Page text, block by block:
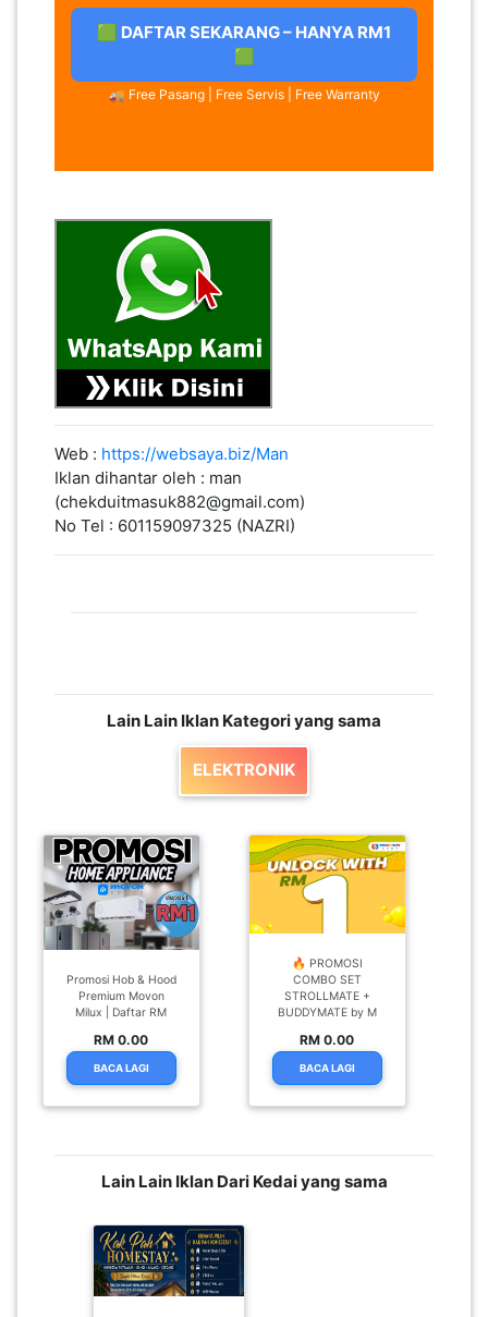
🟩 DAFTAR SEKARANG – HANYA RM1
🟩
🚚 Free Pasang | Free Servis | Free Warranty
Web : https://websaya.biz/Man
Iklan dihantar oleh : man
(chekduitmasuk882@gmail.com)
No Tel : 601159097325 (NAZRI)
Lain Lain Iklan Kategori yang sama
ELEKTRONIK
Promosi Hob & Hood
Premium Movon
Milux | Daftar RM
RM 0.00
BACA LAGI
🔥 PROMOSI
COMBO SET
STROLLMATE +
BUDDYMATE by M
RM 0.00
BACA LAGI
Lain Lain Iklan Dari Kedai yang sama